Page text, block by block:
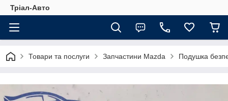
Тріал-Авто
Товари та послуги Запчастини Mazda Подушка